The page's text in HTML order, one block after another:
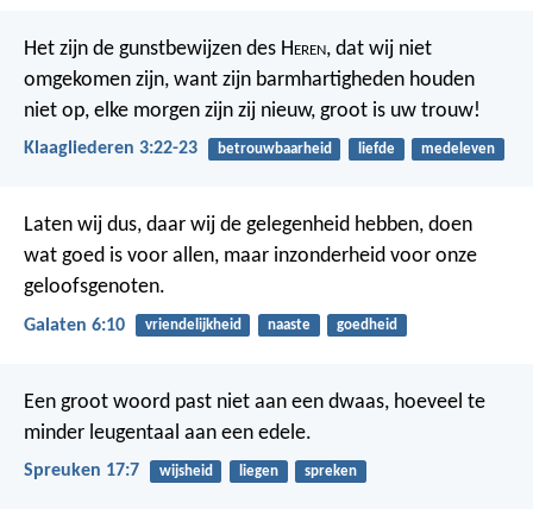
Het zijn de gunstbewijzen des Heren, dat wij niet
omgekomen zijn, want zijn barmhartigheden houden
niet op, elke morgen zijn zij nieuw, groot is uw trouw!
Klaagliederen 3:22-23 betrouwbaarheid liefde medeleven
Laten wij dus, daar wij de gelegenheid hebben, doen
wat goed is voor allen, maar inzonderheid voor onze
geloofsgenoten.
Galaten 6:10 vriendelijkheid naaste goedheid
Een groot woord past niet aan een dwaas, hoeveel te
minder leugentaal aan een edele.
Spreuken 17:7 wijsheid liegen spreken